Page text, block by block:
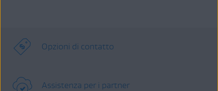
Opzioni di contatto
Assistenza per i partner